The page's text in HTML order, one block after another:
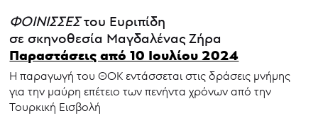
ΦΟΙΝΙΣΣΕΣτου Ευριπίδη
σε σκηνοθεσία Μαγδαλένας Ζήρα
Παραστάσεις από 10 Ιουλίου 2024
Η παραγωγή του ΘΟΚ εντάσσεται στις δράσεις μνήμης
για την μαύρη επέτειο των πενήντα χρόνων από την
Τουρκική Εισβολή